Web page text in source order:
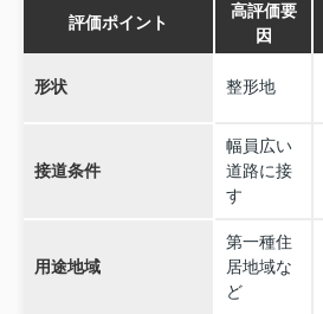
評価ポイント
高評価要
因
形状 整形地
接道条件
幅員広い
道路に接
す
用途地域
第一種住
居地域な
ど